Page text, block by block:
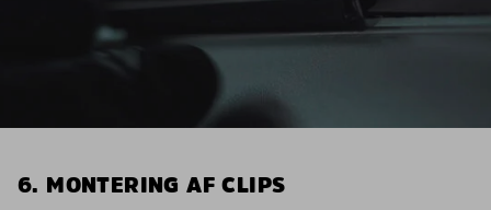
6. MONTERING AF CLIPS